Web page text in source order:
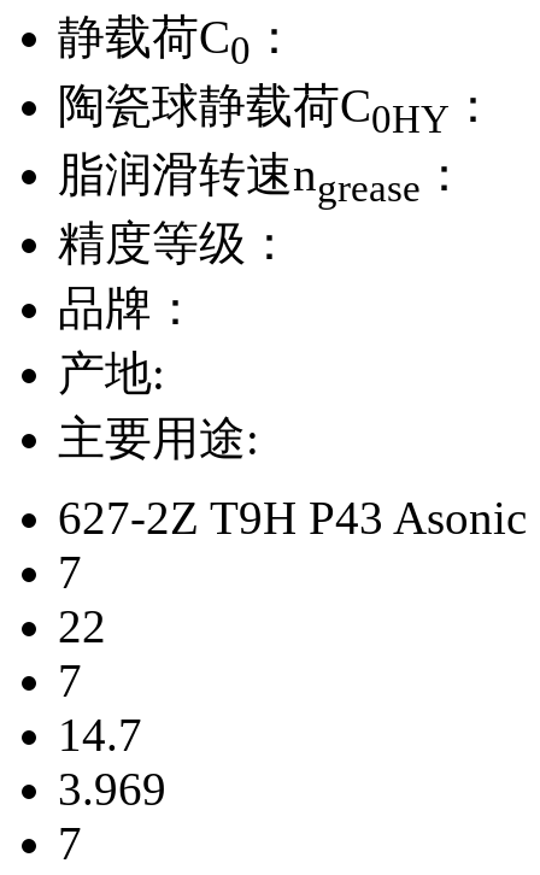
静载荷C0 ：
陶瓷球静载荷C0HY ：
脂润滑转速ngrease ：
精度等级：
品牌：
产地:
主要用途:
627-2Z T9H P43
7
22
7
14.7
3.969
7